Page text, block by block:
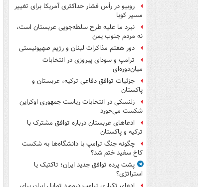
روبیو در رأس فشار حداکثری آمریکا برای تغییر
مسیر کوبا
نبرد ما علیه طرح سلطه‌جویی عربستان است،
نه مردم جنوب یمن
دور هفتم مذاکرات لبنان و رژیم صهیونیستی
ترامپ و سودای پیروزی در انتخابات
میان‌دوره‌ای
جزئیات توافق دفاعی ترکیه، عربستان و
پاکستان
زلنسکی در انتخابات ریاست جمهوری اوکراین
شکست می‌خورد
ادعاهای عربستان درباره توافق مشترک با
ترکیه و پاکستان
چگونه جنگ ترامپ با دانشگاه‌ها به شکست
کاخ سفید ختم شد؟
پشت پرده توافق جدید ایران؛ تاکتیک یا
استراتژی؟